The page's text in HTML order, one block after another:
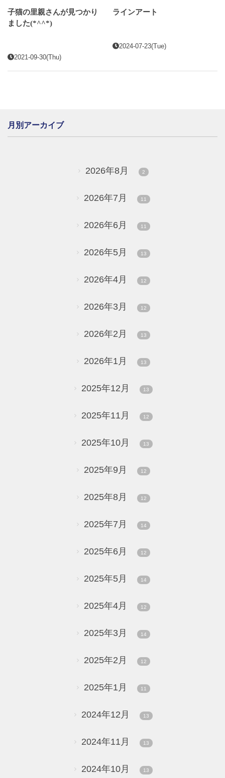
子猫の里親さんが見つかり
ました(*^^*)
2021-09-30(Thu)
ラインアート
2024-07-23(Tue)
月別アーカイブ
2026年8月 2
2026年7月 11
2026年6月 11
2026年5月 13
2026年4月 12
2026年3月 12
2026年2月 13
2026年1月 13
2025年12月 13
2025年11月 12
2025年10月 13
2025年9月 12
2025年8月 12
2025年7月 14
2025年6月 12
2025年5月 14
2025年4月 12
2025年3月 14
2025年2月 12
2025年1月 11
2024年12月 13
2024年11月 13
2024年10月 13